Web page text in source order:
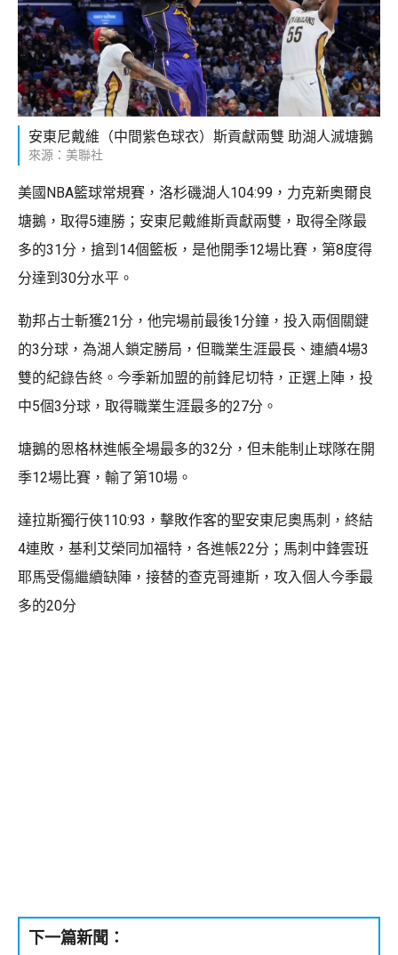
安東尼戴維（中間紫色球衣）斯貢獻兩雙 助湖人滅塘鵝
來源：美聯社
美國NBA籃球常規賽，洛杉磯湖人104:99，力克新奧爾良
塘鵝，取得5連勝；安東尼戴維斯貢獻兩雙，取得全隊最
多的31分，搶到14個籃板，是他開季12場比賽，第8度得
分達到30分水平。
勒邦占士斬獲21分，他完場前最後1分鐘，投入兩個關鍵
的3分球，為湖人鎖定勝局，但職業生涯最長、連續4場3
雙的紀錄告終。今季新加盟的前鋒尼切特，正選上陣，投
中5個3分球，取得職業生涯最多的27分。
塘鵝的恩格林進帳全場最多的32分，但未能制止球隊在開
季12場比賽，輸了第10場。
達拉斯獨行俠110:93，擊敗作客的聖安東尼奧馬刺，終結
4連敗，基利艾榮同加福特，各進帳22分；馬刺中鋒雲班
耶馬受傷繼續缺陣，接替的查克哥連斯，攻入個人今季最
多的20分
下一篇新聞：